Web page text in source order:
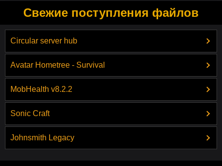
Свежие поступления файлов
Circular server hub
Avatar Hometree - Survival
MobHealth v8.2.2
Sonic Craft
Johnsmith Legacy